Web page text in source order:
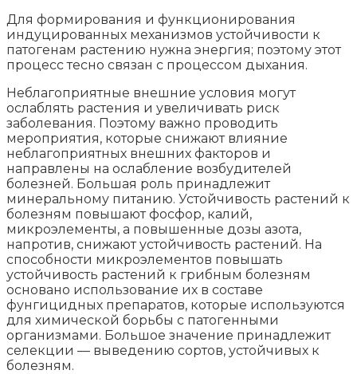
Для формирования и функционирования
индуцированных механизмов устойчивости к
патогенам растению нужна энергия; поэтому этот
процесс тесно связан с процессом дыхания.
Неблагоприятные внешние условия могут
ослаблять растения и увеличивать риск
заболевания. Поэтому важно проводить
мероприятия, которые снижают влияние
неблагоприятных внешних факторов и
направлены на ослабление возбудителей
болезней. Большая роль принадлежит
минеральному питанию. Устойчивость растений к
болезням повышают фосфор, калий,
микроэлементы, а повышенные дозы азота,
напротив, снижают устойчивость растений. На
способности микроэлементов повышать
устойчивость растений к грибным болезням
основано использование их в составе
фунгицидных препаратов, которые используются
для химической борьбы с патогенными
организмами. Большое значение принадлежит
селекции — выведению сортов, устойчивых к
болезням.